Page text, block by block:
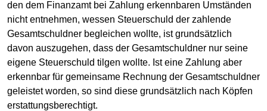
den dem Finanzamt bei Zahlung erkennbaren Umständen
nicht entnehmen, wessen Steuerschuld der zahlende
Gesamtschuldner begleichen wollte, ist grundsätzlich
davon auszugehen, dass der Gesamtschuldner nur seine
eigene Steuerschuld tilgen wollte. Ist eine Zahlung aber
erkennbar für gemeinsame Rechnung der Gesamtschuldner
geleistet worden, so sind diese grundsätzlich nach Köpfen
erstattungsberechtigt.